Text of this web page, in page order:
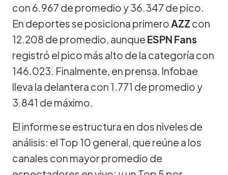
con 6.967 de promedio y 36.347 de pico.
En deportes se posiciona primeroAZZ con
12.208 de promedio, aunque ESPN Fans
registró el pico más alto de la categoría con
146.023. Finalmente, en prensa, Infobae
lleva la delantera con 1.771 de promedio y
3.841 de máximo.
El informe se estructura en dos niveles de
análisis: el Top 10 general, que reúne a los
canales con mayor promedio de